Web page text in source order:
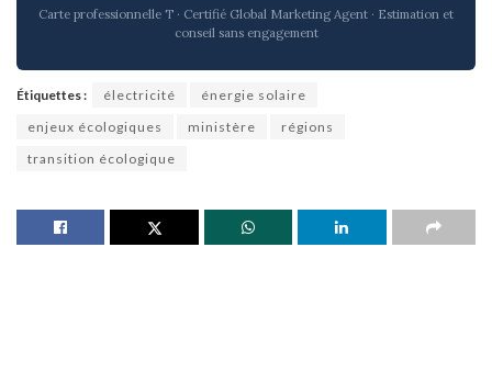
Carte professionnelle T · Certifié Global Marketing Agent · Estimation et
conseil sans engagement
Étiquettes : électricité
énergie solaire
enjeux écologiques
ministère
régions
transition écologique